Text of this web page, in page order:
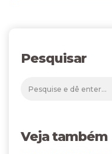
Pesquisar
Veja também